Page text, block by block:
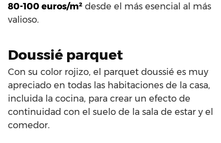
80-100 euros/m² desde el más esencial al más
valioso.
Doussié parquet
Con su color rojizo, el parquet doussié es muy
apreciado en todas las habitaciones de la casa,
incluida la cocina, para crear un efecto de
continuidad con el suelo de la sala de estar y el
comedor.